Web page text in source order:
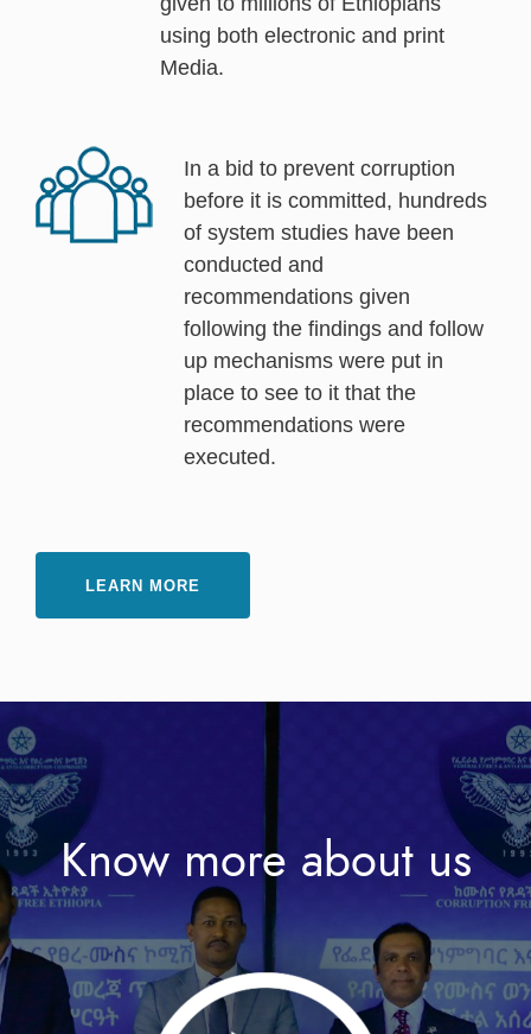
using both electronic and print
Media.
In a bid to prevent corruption
before it is committed, hundreds
of system studies have been
conducted and
recommendations given
following the findings and follow
up mechanisms were put in
place to see to it that the
recommendations were
executed.
LEARN MORE
Know more about us